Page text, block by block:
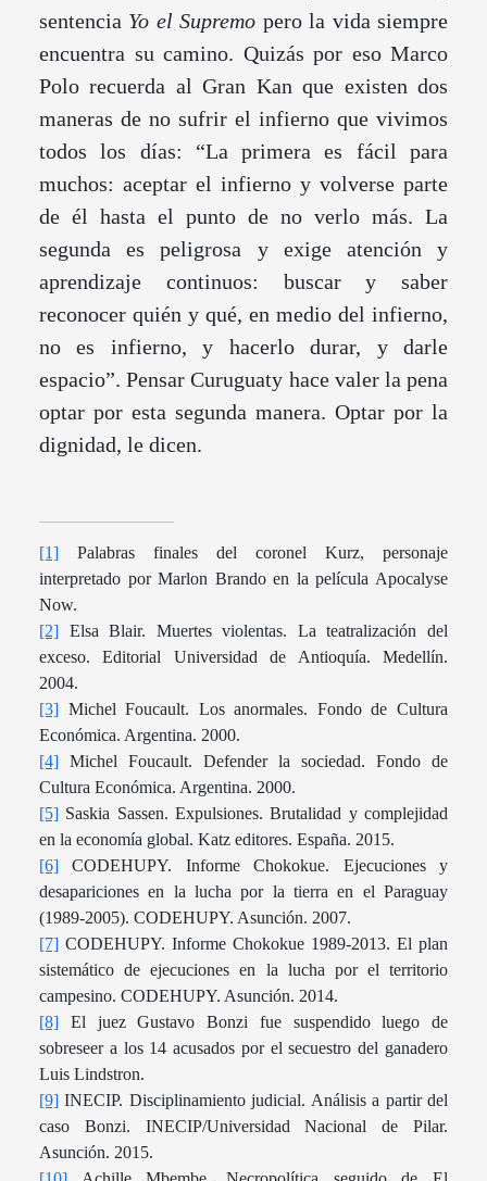
sentencia Yo el Supremo pero la vida siempre
encuentra su camino. Quizás por eso Marco
Polo recuerda al Gran Kan que existen dos
maneras de no sufrir el infierno que vivimos
todos los días: “La primera es fácil para
muchos: aceptar el infierno y volverse parte
de él hasta el punto de no verlo más. La
segunda es peligrosa y exige atención y
aprendizaje continuos: buscar y saber
reconocer quién y qué, en medio del infierno,
no es infierno, y hacerlo durar, y darle
espacio”. Pensar Curuguaty hace valer la pena
optar por esta segunda manera. Optar por la
dignidad, le dicen.
[1] Palabras finales del coronel Kurz, personaje
interpretado por Marlon Brando en la película Apocalyse
Now.
[2] Elsa Blair. Muertes violentas. La teatralización del
exceso. Editorial Universidad de Antioquía. Medellín.
2004.
[3] Michel Foucault. Los anormales. Fondo de Cultura
Económica. Argentina. 2000.
[4] Michel Foucault. Defender la sociedad. Fondo de
Cultura Económica. Argentina. 2000.
[5] Saskia Sassen. Expulsiones. Brutalidad y complejidad
en la economía global. Katz editores. España. 2015.
[6] CODEHUPY. Informe Chokokue. Ejecuciones y
desapariciones en la lucha por la tierra en el Paraguay
(1989-2005). CODEHUPY. Asunción. 2007.
[7] CODEHUPY. Informe Chokokue 1989-2013. El plan
sistemático de ejecuciones en la lucha por el territorio
campesino. CODEHUPY. Asunción. 2014.
[8] El juez Gustavo Bonzi fue suspendido luego de
sobreseer a los 14 acusados por el secuestro del ganadero
Luis Lindstron.
[9] INECIP. Disciplinamiento judicial. Análisis a partir del
caso Bonzi. INECIP/Universidad Nacional de Pilar.
Asunción. 2015.